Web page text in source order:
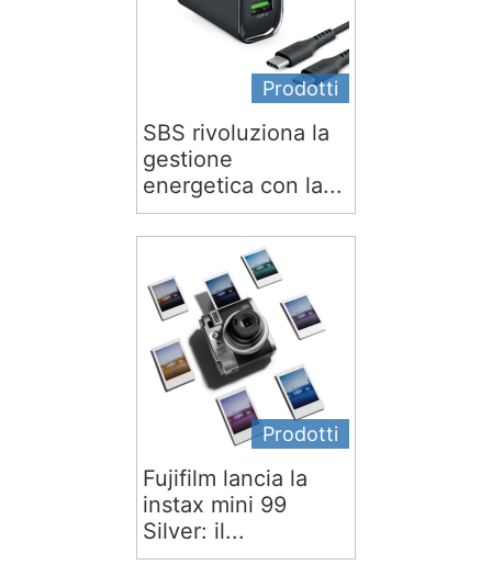
Prodotti
SBS rivoluziona la
gestione
energetica con la...
Prodotti
Fujifilm lancia la
instax mini 99
Silver: il...